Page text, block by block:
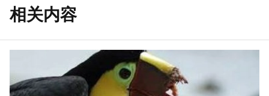
相关内容